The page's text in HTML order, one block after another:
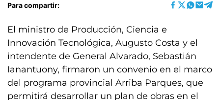
Para compartir:
El ministro de Producción, Ciencia e
Innovación Tecnológica, Augusto Costa y el
intendente de General Alvarado, Sebastián
Ianantuony, firmaron un convenio en el marco
del programa provincial Arriba Parques, que
permitirá desarrollar un plan de obras en el